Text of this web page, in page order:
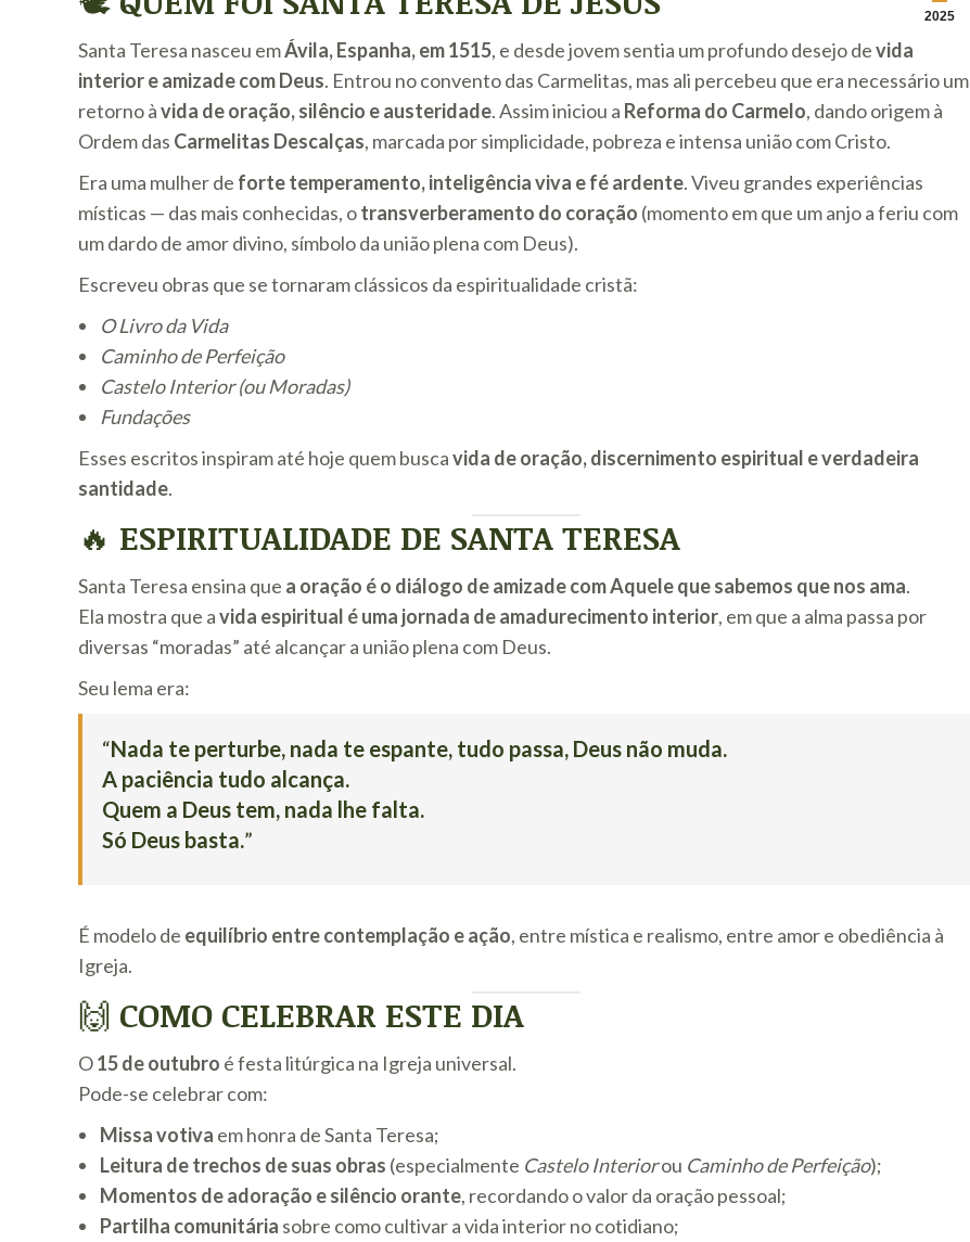
2025
Santa Teresa nasceu emÁvila, Espanha, em 1515, e desde jovem sentia um profundo desejo devida
interior e amizade com Deus. Entrou no convento das Carmelitas, mas ali percebeu que era necessário um
retorno àvida de oração, silêncio e austeridade. Assim iniciou a Reforma do Carmelo, dando origem à
Ordem das Carmelitas Descalças, marcada por simplicidade, pobreza e intensa união com Cristo.
Era uma mulher de forte temperamento, inteligência viva e fé ardente. Viveu grandes experiências
místicas — das mais conhecidas, otransverberamento do coração (momento em que um anjo a feriu com
um dardo de amor divino, símbolo da união plena com Deus).
Escreveu obras que se tornaram clássicos da espiritualidade cristã:
O Livro da Vida
Caminho de Perfeição
Castelo Interior (ou Moradas)
Fundações
Esses escritos inspiram até hoje quem buscavida de oração, discernimento espiritual e verdadeira
santidade.
🔥 ESPIRITUALIDADE DE SANTA TERESA
Santa Teresa ensina que a oração é o diálogo de amizade com Aquele que sabemos que nos ama.
Ela mostra que avida espiritual é uma jornada de amadurecimento interior, em que a alma passa por
diversas “moradas” até alcançar a união plena com Deus.
Seu lema era:
“Nada te perturbe, nada te espante, tudo passa, Deus não muda.
A paciência tudo alcança.
Quem a Deus tem, nada lhe falta.
Só Deus basta.”
É modelo de equilíbrio entre contemplação e ação, entre mística e realismo, entre amor e obediência à
Igreja.
🙌 COMO CELEBRAR ESTE DIA
O15 de outubro é festa litúrgica na Igreja universal.
Pode-se celebrar com:
Missa votiva em honra de Santa Teresa;
Leitura de trechos de suas obras (especialmente Castelo Interiorou Caminho de Perfeição);
Momentos de adoração e silêncio orante, recordando o valor da oração pessoal;
Partilha comunitária sobre como cultivar a vida interior no cotidiano;